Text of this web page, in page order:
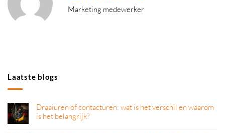
Marketing medewerker
Laatste blogs
Draaiuren of contacturen: wat is het verschil en waarom
is het belangrijk?